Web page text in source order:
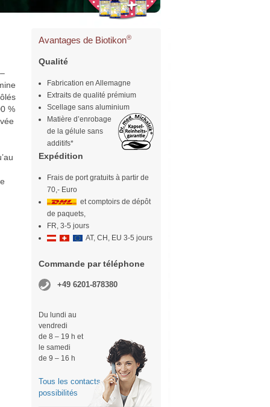
%
Avantages de Biotikon®
Qualité
Fabrication en Allemagne
Extraits de qualité prémium
Scellage sans aluminium
Matière d’enrobage
de la gélule sans
additifs*
Expédition
Frais de port gratuits à partir de
70,- Euro
et comptoirs de dépôt
de paquets,
FR, 3-5 jours
AT, CH, EU 3-5 jours
Commande par téléphone
+49 6201-878380
Du lundi au
vendredi
de 8 – 19 h et
le samedi
de 9 – 16 h
Tous les contacts-
possibilités